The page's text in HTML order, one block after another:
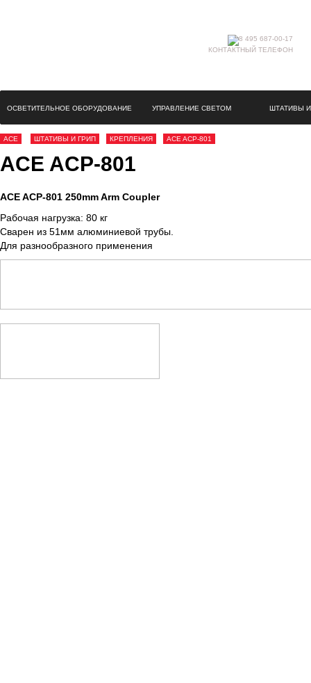
КОНТАКТНЫЙ ТЕЛЕФОН
ОСВЕТИТЕЛЬНОЕ ОБОРУДОВАНИЕ УПРАВЛЕНИЕ СВЕТОМ ШТАТИВЫ И
ACE ШТАТИВЫ И ГРИП КРЕПЛЕНИЯ ACE ACP-801
ACE ACP-801
ACE ACP-801 250mm Arm Coupler
Рабочая нагрузка: 80 кг
Сварен из 51мм алюминиевой трубы.
Для разнообразного применения